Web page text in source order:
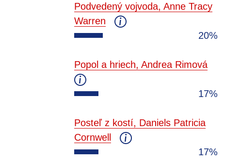
Podvedený vojvoda, Anne Tracy
Warren
20%
Popol a hriech, Andrea Rimová
17%
Posteľ z kostí, Daniels Patricia
Cornwell
17%